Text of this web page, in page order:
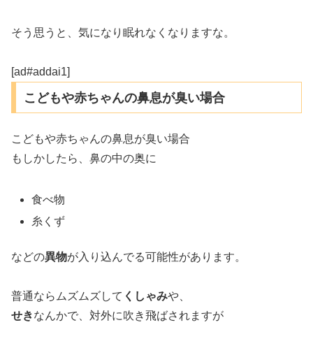
そう思うと、気になり眠れなくなりますな。
[ad#addai1]
こどもや赤ちゃんの鼻息が臭い場合
こどもや赤ちゃんの鼻息が臭い場合
もしかしたら、鼻の中の奥に
食べ物
糸くず
などの異物が入り込んでる可能性があります。
普通ならムズムズして くしゃみや、
せきなんかで、対外に吹き飛ばされますが